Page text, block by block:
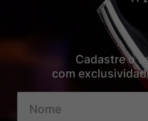
Cadastre o
com